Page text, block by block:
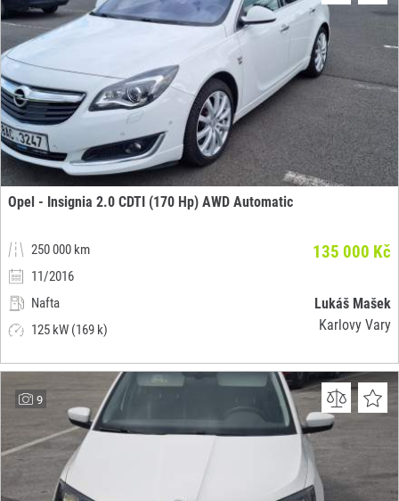
Opel - Insignia 2.0 CDTI (170 Hp) AWD Automatic
250 000 km
11/2016
Nafta
125 kW (169 k)
135 000 Kč
Lukáš Mašek
Karlovy Vary
9